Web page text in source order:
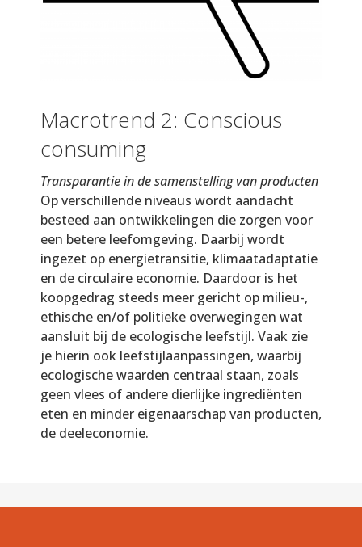
Macrotrend 2: Conscious
consuming
Transparantie in de samenstelling van producten
Op verschillende niveaus wordt aandacht
besteed aan ontwikkelingen die zorgen voor
een betere leefomgeving. Daarbij wordt
ingezet op energietransitie, klimaatadaptatie
en de circulaire economie. Daardoor is het
koopgedrag steeds meer gericht op milieu-,
ethische en/of politieke overwegingen wat
aansluit bij de ecologische leefstijl. Vaak zie
je hierin ook leefstijlaanpassingen, waarbij
ecologische waarden centraal staan, zoals
geen vlees of andere dierlijke ingrediënten
eten en minder eigenaarschap van producten,
de deeleconomie.